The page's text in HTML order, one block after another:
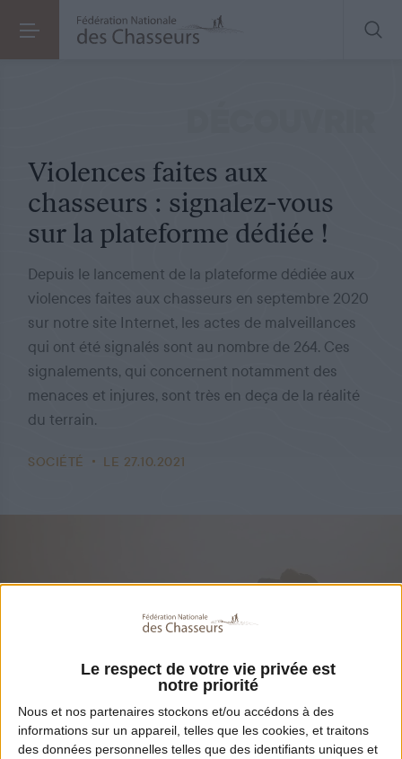
Le respect de votre vie privée est
notre priorité
Nous et nos partenaires stockons et/ou accédons à des
informations sur un appareil, telles que les cookies, et traitons
des données personnelles telles que des identifiants uniques et
SOCIÉTÉ LE 27.10.2021
Violences faites aux
chasseurs : signalez-vous
sur la plateforme dédiée !
Depuis le lancement de la plateforme dédiée aux
violences faites aux chasseurs en septembre 2020
sur notre site Internet, les actes de malveillances
qui ont été signalés sont au nombre de 264. Ces
signalements, qui concernent notamment des
menaces et injures, sont très en deça de la réalité
du terrain.
SOCIÉTÉ LE 27.10.2021
Partager